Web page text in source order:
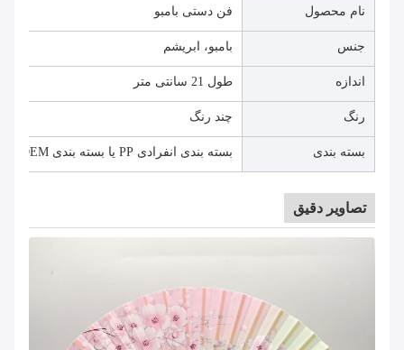
نام محصول فن دستی بامبو
بامبو، ابریشم
چند رنگ
بسته بندی بسته بندی انفرادی PP یا بسته بندی OEM
تصاویر دقیق